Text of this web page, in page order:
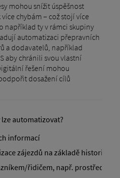
mohou snížit úspěšnost
chybám – což stojí více
například ty v rámci skupiny
automatizaci přepravních
a dodavatelů, například
aby chránili svou vlastní
řešení mohou
dosažení cílů
automatizovat?
informací
zájezdů na základě historie dat
řidičem, např.